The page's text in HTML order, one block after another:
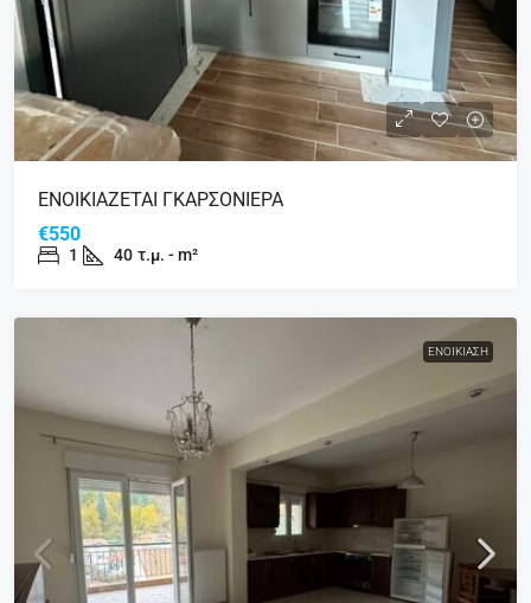
ΕΝΟΙΚΙΑΖΕΤΑΙ ΓΚΑΡΣΟΝΙΕΡΑ
€550
1 40 τ.μ. - m²
ΕΝΟΙΚΊΑΣΗ